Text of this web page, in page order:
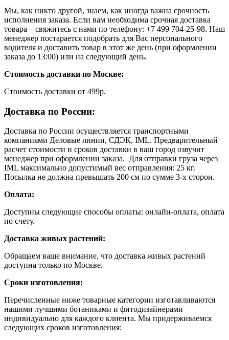
Мы, как никто другой, знаем, как иногда важна срочность
исполнения заказа. Если вам необходима срочная доставка
товара – свяжитесь с нами по телефону: +7 499 704-25-98. Наш
менеджер постарается подобрать для Вас персонального
водителя и доставить товар в этот же день (при оформлении
заказа до 13:00) или на следующий день.
Стоимость доставки по Москве:
Cтоимость доставки от 499р.
Доставка по России:
Доставка по России осуществляется транспортными
компаниями Деловые линии, СДЭК, IML. Предварительный
расчет стоимости и сроков доставки в ваш город озвучит
менеджер при оформлении заказа. Для отправки груза через
IML максимально допустимый вес отправления: 25 кг.
Посылка не должна превышать 200 см по сумме 3-х сторон.
Оплата:
Доступны следующие способы оплаты: онлайн-оплата, оплата
по счету.
Доставка живых растений:
Обращаем ваше внимание, что доставка живых растений
доступна только по Москве.
Сроки изготовления:
Перечисленные ниже товарные категории изготавливаются
нашими лучшими ботаниками и фитодизайнерами
индивидуально для каждого клиента. Мы придерживаемся
следующих сроков изготовления: